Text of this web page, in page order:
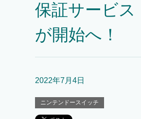
保証サービス
が開始へ！
2022年7月4日
ニンテンドースイッチ